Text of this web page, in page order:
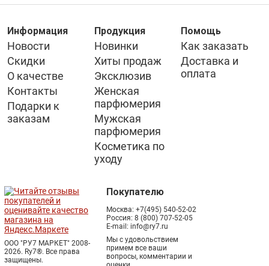
Информация
Новости
Скидки
О качестве
Контакты
Подарки к
заказам
Продукция
Новинки
Хиты продаж
Эксклюзив
Женская
парфюмерия
Мужская
парфюмерия
Косметика по
уходу
Помощь
Как заказать
Доставка и
оплата
ООО "РУ7 МАРКЕТ" 2008-
2026. Ry7®. Все права
защищены.
Покупателю
Москва: +7(495) 540-52-02
Россия: 8 (800) 707-52-05
E-mail: info@ry7.ru
Мы с удовольствием
примем все ваши
вопросы, комментарии и